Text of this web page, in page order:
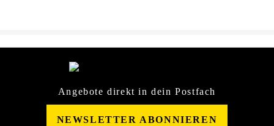
Angebote direkt in dein Postfach
NEWSLETTER ABONNIEREN